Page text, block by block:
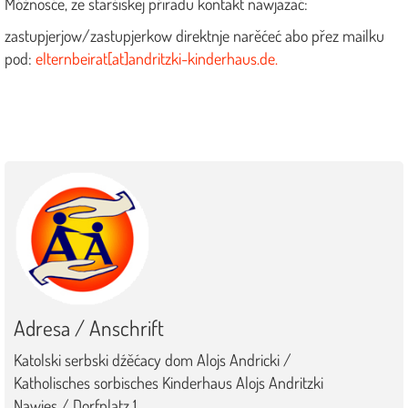
zastupjerjow/zastupjerkow direktnje narěćeć abo přez mailku
pod: elternbeirat[at]andritzki-kinderhaus.de.
Adresa / Anschrift
Katolski serbski dźěćacy dom Alojs Andricki /
Katholisches sorbisches Kinderhaus Alojs Andritzki